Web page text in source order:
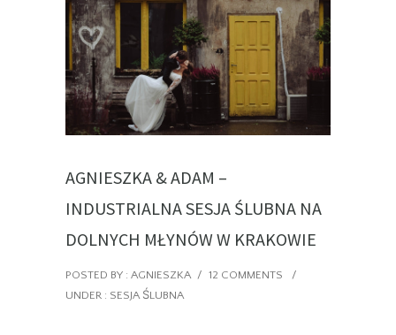
AGNIESZKA & ADAM –
INDUSTRIALNA SESJA ŚLUBNA NA
DOLNYCH MŁYNÓW W KRAKOWIE
POSTED BY : AGNIESZKA / 12 COMMENTS
/
UNDER : SESJA ŚLUBNA